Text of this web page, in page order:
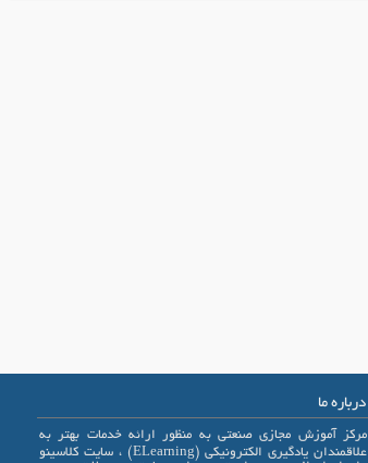
درباره ما
مرکز آموزش مجازی صنعتی به منظور ارائه خدمات بهتر به
علاقمندان یادگیری الکترونیکی (ELearning) ، سایت کلاسینو